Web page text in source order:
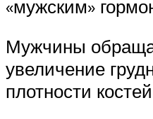
«мужским»
Мужчины
увеличение
плотности